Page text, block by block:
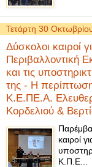
Τετάρτη 30
Δύσκολοι καιροί
Περιβαλλοντική
και τις
της - Η
Κ.Ε.ΠΕ.Α.
Κορδελιού &
καιροί
Κ.Π.Ε...